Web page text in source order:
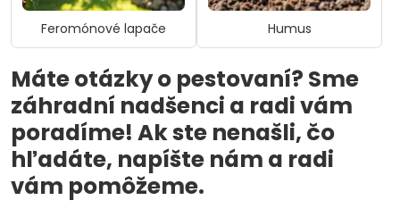
Feromónové lapače Humus
Máte otázky o pestovaní? Sme
záhradní nadšenci a radi vám
poradíme! Ak ste nenašli, čo
hľadáte, napíšte nám a radi
vám pomôžeme.